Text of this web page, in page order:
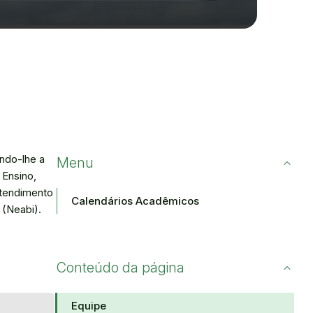
lhe a
Menu
Calendários Acadêmicos
Conteúdo da página
Equipe